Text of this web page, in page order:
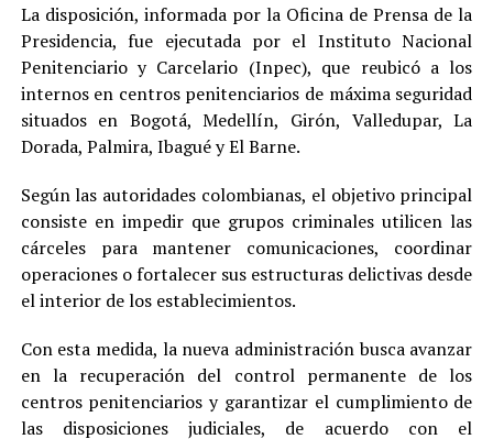
La disposición, informada por la Oficina de Prensa de la
Presidencia, fue ejecutada por el Instituto Nacional
Penitenciario y Carcelario (Inpec), que reubicó a los
internos en centros penitenciarios de máxima seguridad
situados en Bogotá, Medellín, Girón, Valledupar, La
Dorada, Palmira, Ibagué y El Barne.
Según las autoridades colombianas, el objetivo principal
consiste en impedir que grupos criminales utilicen las
cárceles para mantener comunicaciones, coordinar
operaciones o fortalecer sus estructuras delictivas desde
el interior de los establecimientos.
Con esta medida, la nueva administración busca avanzar
en la recuperación del control permanente de los
centros penitenciarios y garantizar el cumplimiento de
las disposiciones judiciales, de acuerdo con el